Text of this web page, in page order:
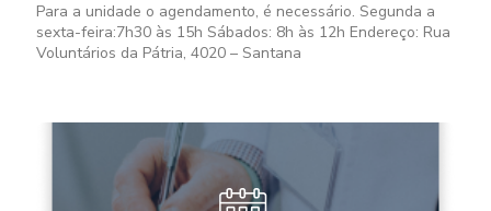
Para a unidade o agendamento, é necessário. Segunda a
sexta-feira:7h30 às 15h Sábados: 8h às 12h Endereço: Rua
Voluntários da Pátria, 4020 – Santana